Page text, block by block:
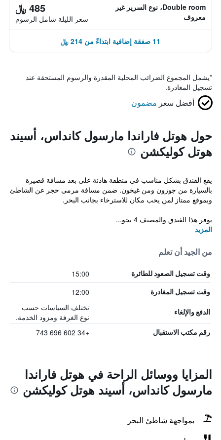
Double room، نوع السرير غير
معروف
485 ﷼
سعر الليلة شامل الرسوم
11 صفقة إضافية ابتداءً من 214 ﷼
*يشمل المجموع الضرائب المحلية المقدرة والرسوم المستحقة عند
تسجيل المغادرة.
أفضل سعر مضمون
حول هوتل فاراندا مارسول كانداس، أسيند
هوتل كوليكشن
يقع الفندق بشكل مناسب في منطقة هادئة على بعد مسافة قصيرة
بالسيارة من جوزون ومن غيخون. ضمن مسافة مرمى حجر عن الشاطئ
وبموقع ممتاز لمن يحب مكان للاسترخاء بجانب البحر.
يوفر هذا الفندق والمصنف 4 نجو...
المزيد
من الجيد أن تعلم
وقت تسجيل الصعود للطائرة 15:00
وقت تسجيل المغادرة 12:00
الدفع والإلغاء
تختلف السياسات حسب
نوع الغرفة ومزود الخدمة.
رقم مكتب الاستقبال +34 602 696 743
المزايا ووسائل الراحة في هوتل فاراندا
مارسول كانداس، أسيند هوتل كوليكشن
بمواجهة شاطئ البحر